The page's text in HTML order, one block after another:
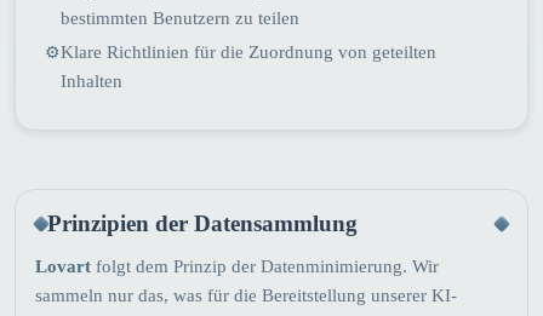
bestimmten Benutzern zu teilen
⚙Klare Richtlinien für die Zuordnung von geteilten
Inhalten
Prinzipien der Datensammlung
Lovart folgt dem Prinzip der Datenminimierung. Wir
sammeln nur das, was für die Bereitstellung unserer KI-